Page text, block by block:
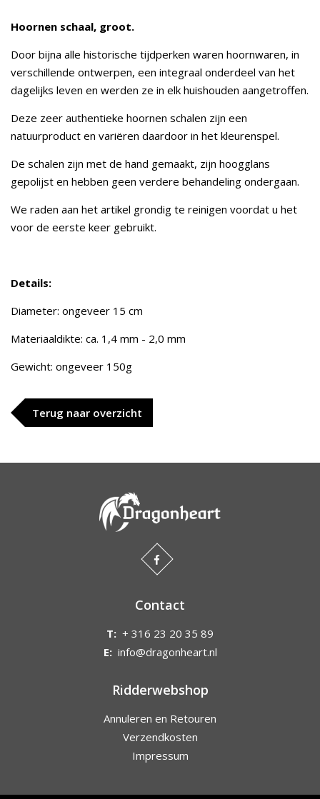
Hoornen schaal, groot.
Door bijna alle historische tijdperken waren hoornwaren, in
verschillende ontwerpen, een integraal onderdeel van het
dagelijks leven en werden ze in elk huishouden aangetroffen.
Deze zeer authentieke hoornen schalen zijn een
natuurproduct en variëren daardoor in het kleurenspel.
De schalen zijn met de hand gemaakt, zijn hoogglans
gepolijst en hebben geen verdere behandeling ondergaan.
We raden aan het artikel grondig te reinigen voordat u het
voor de eerste keer gebruikt.
Details:
Diameter: ongeveer 15 cm
Materiaaldikte: ca. 1,4 mm - 2,0 mm
Gewicht: ongeveer 150g
Terug naar overzicht
Contact
T: + 316 23 20 35 89
E: info@dragonheart.nl
Ridderwebshop
Annuleren en Retouren
Verzendkosten
Impressum